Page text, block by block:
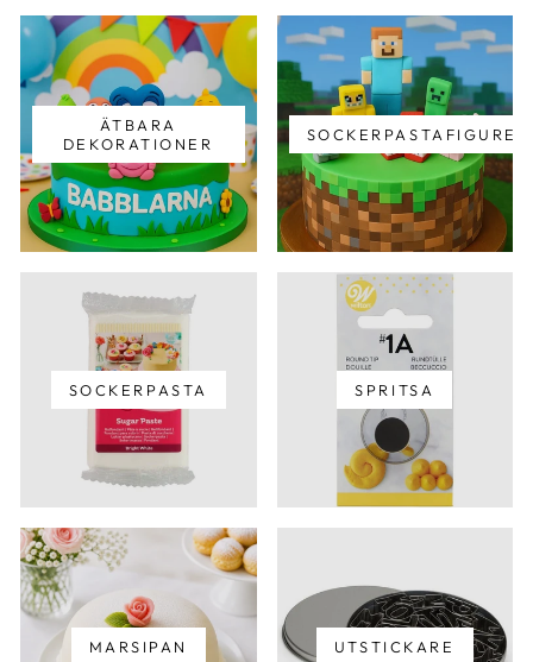
ÄTBARA
DEKORATIONER
SOCKERPASTAFIGURER
SOCKERPASTA SPRITSA
MARSIPAN UTSTICKARE